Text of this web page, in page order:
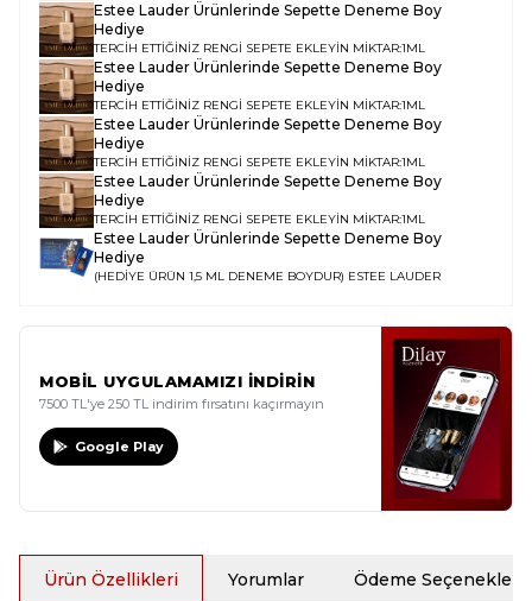
Estee Lauder Ürünlerinde Sepette Deneme Boy
Hediye
TERCİH ETTİĞİNİZ RENGİ SEPETE EKLEYİN MİKTAR:1ML
Estee Lauder Ürünlerinde Sepette Deneme Boy
Hediye
TERCİH ETTİĞİNİZ RENGİ SEPETE EKLEYİN MİKTAR:1ML
Estee Lauder Ürünlerinde Sepette Deneme Boy
Hediye
TERCİH ETTİĞİNİZ RENGİ SEPETE EKLEYİN MİKTAR:1ML
Estee Lauder Ürünlerinde Sepette Deneme Boy
Hediye
TERCİH ETTİĞİNİZ RENGİ SEPETE EKLEYİN MİKTAR:1ML
Estee Lauder Ürünlerinde Sepette Deneme Boy
Hediye
(HEDİYE ÜRÜN 1,5 ML DENEME BOYDUR) ESTEE LAUDER
MOBİL UYGULAMAMIZI İNDİRİN
7500 TL'ye 250 TL indirim fırsatını kaçırmayın
Google Play
Ürün Özellikleri Yorumlar Ödeme Seçenekleri